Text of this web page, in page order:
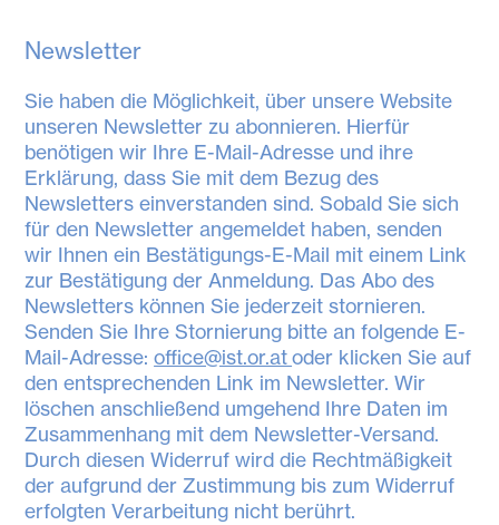
Newsletter
Sie haben die Möglichkeit, über unsere Website
unseren Newsletter zu abonnieren. Hierfür
benötigen wir Ihre E-Mail-Adresse und ihre
Erklärung, dass Sie mit dem Bezug des
Newsletters einverstanden sind. Sobald Sie sich
für den Newsletter angemeldet haben, senden
wir Ihnen ein Bestätigungs-E-Mail mit einem Link
zur Bestätigung der Anmeldung. Das Abo des
Newsletters können Sie jederzeit stornieren.
Senden Sie Ihre Stornierung bitte an folgende E-
Mail-Adresse:office@ist.or.atoder klicken Sie auf
den entsprechenden Link im Newsletter. Wir
löschen anschließend umgehend Ihre Daten im
Zusammenhang mit dem Newsletter-Versand.
Durch diesen Widerruf wird die Rechtmäßigkeit
der aufgrund der Zustimmung bis zum Widerruf
erfolgten Verarbeitung nicht berührt.